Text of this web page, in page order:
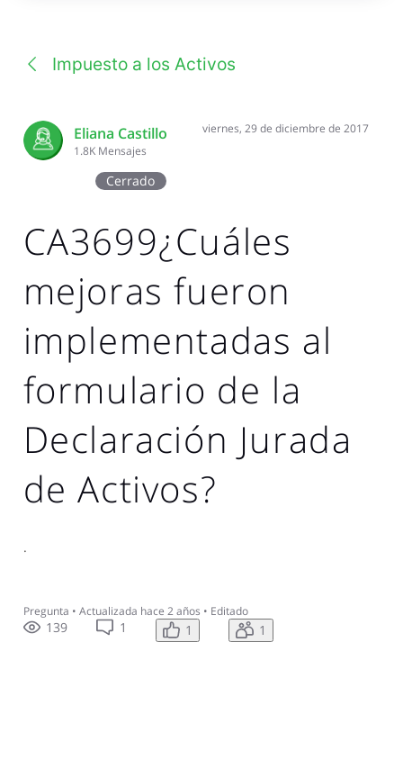
Impuesto a los Activos
Eliana Castillo
1.8K Mensajes
viernes, 29 de diciembre de 2017
Cerrado
CA3699¿Cuáles
mejoras fueron
implementadas al
formulario de la
Declaración Jurada
de Activos?
.
Pregunta • Actualizada hace 2 años • Editado
139 1 1 1